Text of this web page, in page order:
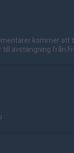
kommer att
avstängning från